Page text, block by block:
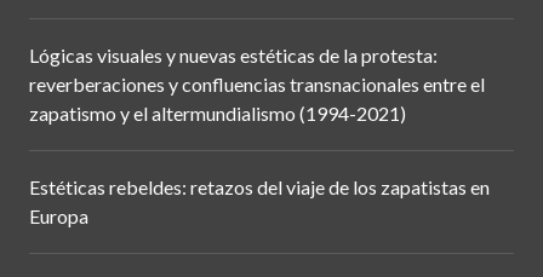
Lógicas visuales y nuevas estéticas de la protesta:
reverberaciones y confluencias transnacionales entre el
zapatismo y el altermundialismo (1994-2021)
Estéticas rebeldes: retazos del viaje de los zapatistas en
Europa